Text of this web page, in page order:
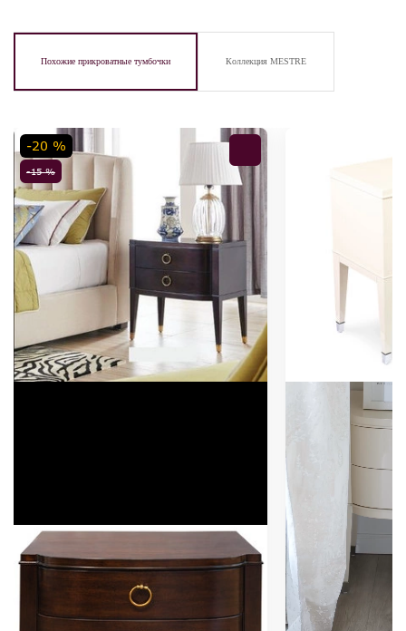
Похожие прикроватные тумбочки Коллекция MESTRE
-15 %
-20 %